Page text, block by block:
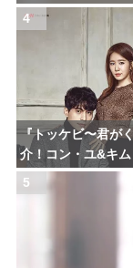
4
『トッケビ〜君が
介！コン・ユ&キ
5